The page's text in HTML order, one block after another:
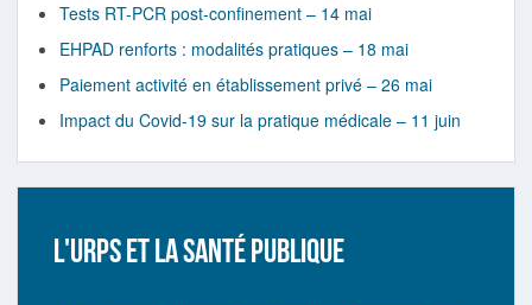
Tests RT-PCR post-confinement – 14 mai
EHPAD renforts : modalités pratiques – 18 mai
Paiement activité en établissement privé – 26 mai
Impact du Covid-19 sur la pratique médicale – 11 juin
L'URPS ET LA SANTÉ PUBLIQUE